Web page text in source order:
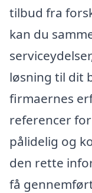
tilbud fra
kan du
løsning til dit
firmaernes
referencer
pålidelig og
den rette
få